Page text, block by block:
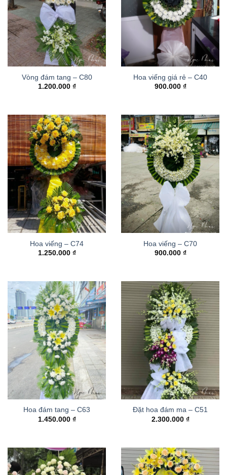
Vòng đám tang – C80
1.200.000 ₫
Hoa viếng giá rẻ – C40
900.000 ₫
Hoa viếng – C74
1.250.000 ₫
Hoa viếng – C70
900.000 ₫
Hoa đám tang – C63
1.450.000 ₫
Đặt hoa đám ma – C51
2.300.000 ₫